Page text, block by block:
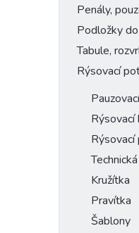
Penály,
Podložky
Tabule,
Rýsovací
Rýsovací
Kružítka
Pravítka
Šablony